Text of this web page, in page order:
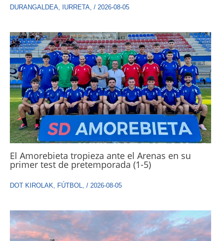
DURANGALDEA IURRETA / 2026-08-05
El Amorebieta tropieza ante el Arenas en su
primer test de pretemporada (1-5)
DOT KIROLAK FÚTBOL / 2026-08-05